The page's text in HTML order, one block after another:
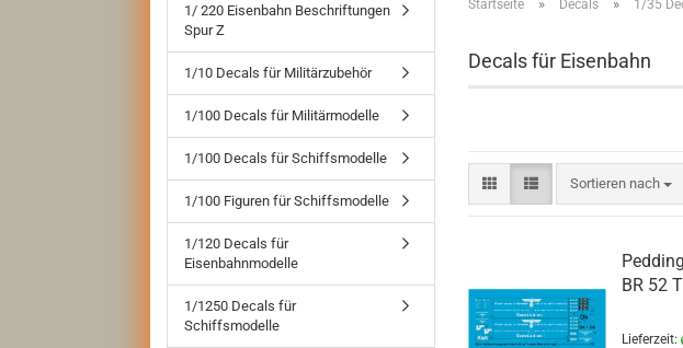
Startseite » Decals » 1/35
Decals für Eisenbahn
Sortieren nach
Sortieren nach
BR 52
Lieferzeit:
1/ 220 Eisenbahn Beschriftungen
Spur Z
1/10 Decals für Militärzubehör
1/100 Decals für Militärmodelle
1/100 Decals für Schiffsmodelle
1/100 Figuren für Schiffsmodelle
1/120 Decals für
Eisenbahnmodelle
1/1250 Decals für
Schiffsmodelle